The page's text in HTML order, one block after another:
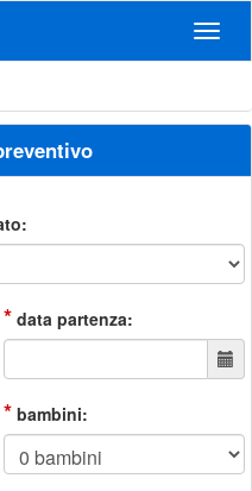
* data partenza:
* bambini: